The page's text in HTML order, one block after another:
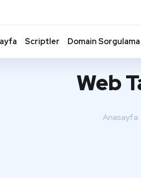
Scriptler Domain Sorgulama
Web
Anasayfa